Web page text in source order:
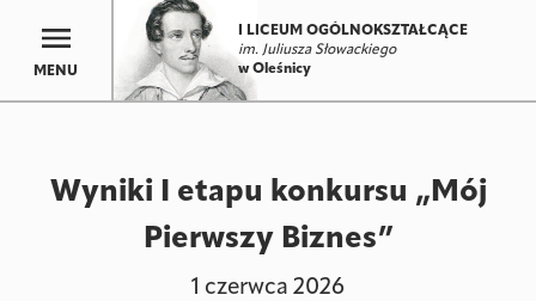
MENU
I LICEUM OGÓLNOKSZTAŁCĄCE
im. Juliusza Słowackiego
w Oleśnicy
Wyniki I etapu konkursu „Mój
Pierwszy Biznes”
1 czerwca 2026